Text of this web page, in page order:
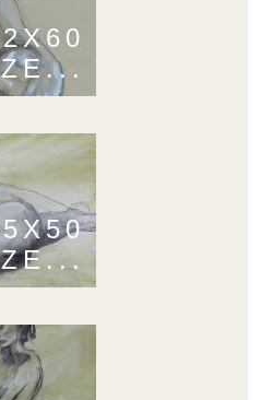
ZE...
ZE...